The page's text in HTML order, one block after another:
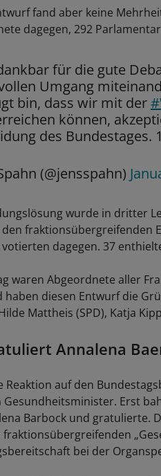
fand aber keine
dagegen, 292
für die gute
Umgang
bin, dass wir mit der
können,
des Bundestages.
(@jensspahn)
wurde in dritter
fraktionsübergreifenden
dagegen. 37
waren Abgeordnete aller
haben diesen Entwurf die
Mattheis (SPD), Katja
Annalena
Reaktion auf den
Erst
Barbock und gratulierte.
bei der